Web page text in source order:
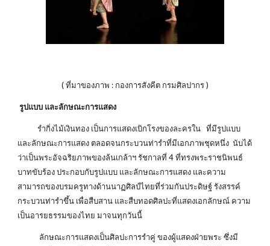
( ที่มาของภาพ : กองการสังคีต กรมศิลปากร )
รูปแบบ และลักษณะการแสดง
รำกิ่งไม้เงินทอง เป็นการแสดงเบิกโรงของละครใน ที่มีรูปแบบ
และลักษณะการแสดง ตลอดจนกระบวนท่ารำที่มีเอกภาพชุดหนึ่ง นับได้
ว่าเป็นพระอัจฉริยภาพของล้นเกล้าฯ รัชกาลที่ 4 ที่ทรงพระราชนิพนธ์
บาทขับร้อง ประกอบกับรูปแบบ และลักษณะการแสดง และความ
สามารถของบรมครูทางด้านนาฏศิลป์ไทยที่ร่วมกันประดิษฐ์ รังสรรค์
กระบวนท่ารำขึ้น เพื่อสืบสาน และสืบทอดศิลปะที่แสดงเอกลักษณ์ ความ
เป็นอารยธรรมของไทย มาจนทุกวันนี้
ลักษณะการแสดงเป็นศิลปะการรำคู่ ของผู้แสดงฝ่ายพระ ซึ่งมี